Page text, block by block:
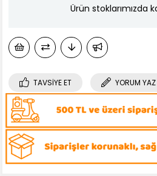
Ürün stoklarımızda
TAVSIYE ET YORUM YAZ